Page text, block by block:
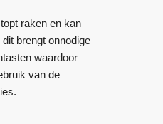
raken en kan
brengt onnodige
waardoor
van de